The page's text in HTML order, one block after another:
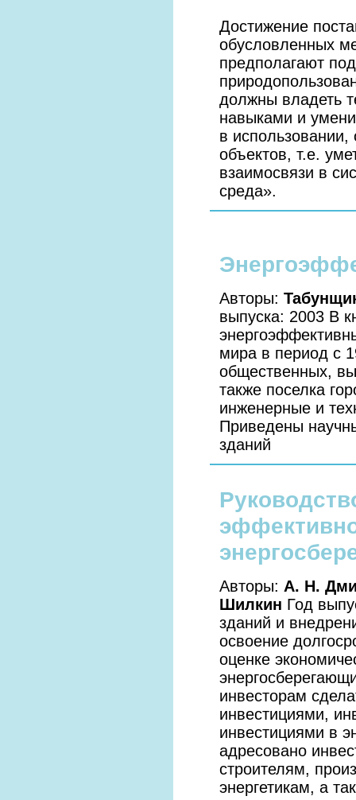
Достижение
обусловленных
предполагают
должны владеть
навыками и
в использовании,
объектов, т.е.
взаимосвязи в
среда».
Авторы:
выпуска: 2003 В
мира в период с
общественных,
также поселка
инженерные и
Приведены
зданий
Авторы: А. Н.
Шилкин Год
зданий и
освоение
оценке
инвесторам
инвестициями,
инвестициями в
адресовано
строителям,
энергетикам, а